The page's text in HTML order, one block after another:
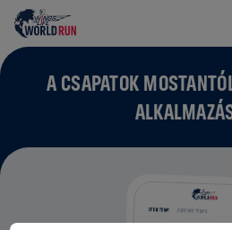
A CSAPATOK